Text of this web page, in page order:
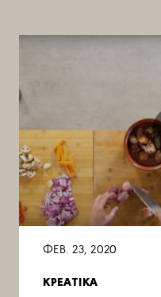
ΦΕΒ. 23, 2020
ΚΡΕΑΤΙΚΑ